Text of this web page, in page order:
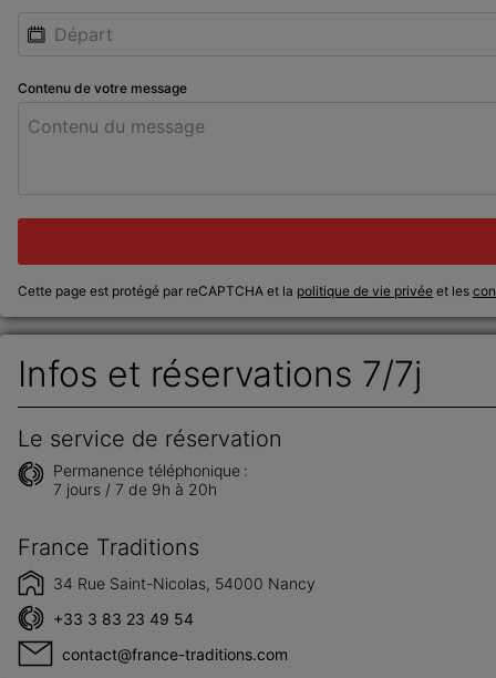
Contenu de votre message
Cette page est protégé par reCAPTCHA et la politique de vie privée et les
Infos et réservations 7/7j
Le service de réservation
Permanence téléphonique :
7 jours / 7 de 9h à 20h
France Traditions
34 Rue Saint-Nicolas, 54000 Nancy
+33 3 83 23 49 54
contact@france-traditions.com